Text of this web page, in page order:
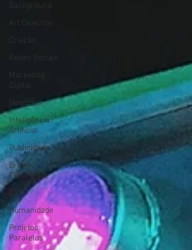
Background
Art Direction
Criação
Redes Sociais
Marketing
Digital
Negócios
Inteligência
Artificial
Publicidade
Brand
Experience
CX
Humanidade
Projetos
Paralelos